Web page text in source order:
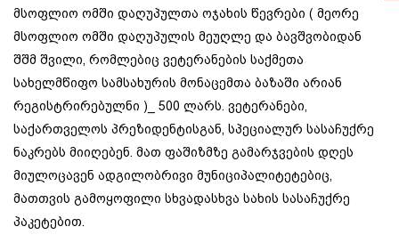
მსოფლიო ომში დაღუპულთა ოჯახის წევრები ( მეორე
მსოფლიო ომში დაღუპულის მეუღლე და ბავშვობიდან
შშმ შვილი, რომლებიც ვეტერანების საქმეთა
სახელმწიფო სამსახურის მონაცემთა ბაზაში არიან
რეგისტრირებულნი )_ 500 ლარს. ვეტერანები,
საქართველოს პრეზიდენტისგან, სპეციალურ სასაჩუქრე
ნაკრებს მიიღებენ. მათ ფაშიზმზე გამარჯვების დღეს
მიულოცავენ ადგილობრივი მუნიციპალიტეტებიც,
მათთვის გამოყოფილი სხვადასხვა სახის სასაჩუქრე
პაკეტებით.